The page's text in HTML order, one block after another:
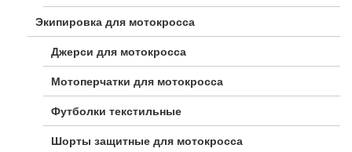
Экипировка для мотокросса
Джерси для мотокросса
Мотоперчатки для мотокросса
Футболки текстильные
Шорты защитные для мотокросса